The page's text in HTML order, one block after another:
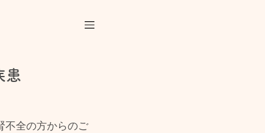
患
全の方からのご